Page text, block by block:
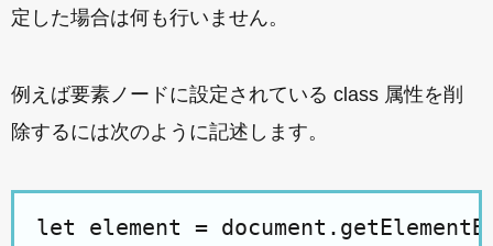
定した場合は何も行いません。
例えば要素ノードに設定されている class 属性を削
除するには次のように記述します。
let element =